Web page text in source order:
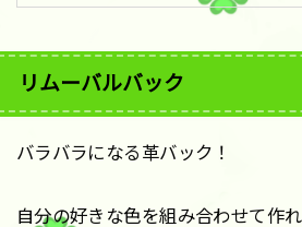
リムーバルバック
バラバラになる革バック！
自分の好きな色を組み合わせて作